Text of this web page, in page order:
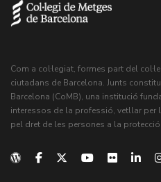
Com a col·legiat, formes part del
ciutadans de Barcelona. Junts
Barcelona (CoMB), una institució
interessos de la professió, vetllar per
pel dret de les persones a la